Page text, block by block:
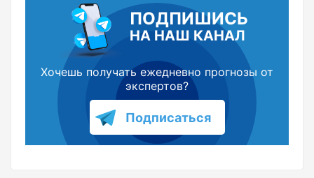
ПОДПИШИСЬ
НА НАШ КАНАЛ
Хочешь получать ежедневно прогнозы от
экспертов?
Подписаться